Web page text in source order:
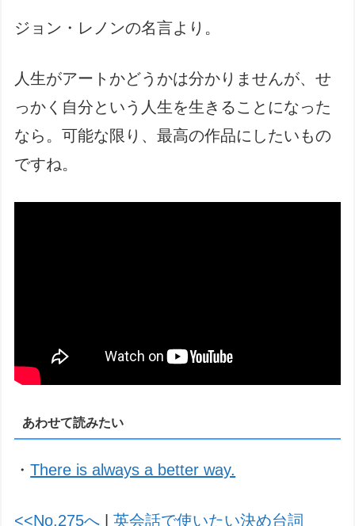
ジョン・レノンの名言より。
人生がアートかどうかは分かりませんが、せ
っかく自分という人生を生きることになった
なら。可能な限り、最高の作品にしたいもの
ですね。
あわせて読みたい
・There is always a better way.
<<No.275へ |英会話で使いたい決め台詞